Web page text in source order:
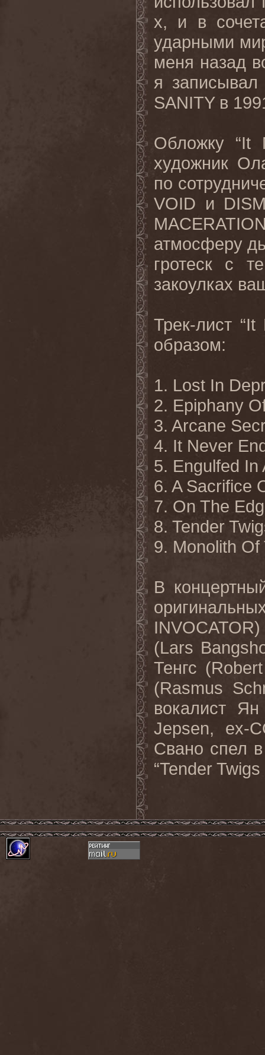
х, и в
ударными
меня назад
я записывал
SANITY в
Обложку “It
художник
по
VOID и
атмосферу
гротеск с
закоулках
Трек-лист “It
образом:
1. Lost In
2. Epiphany
3. Arcane
4. It Never
5. Engulfed In
6. A Sacrifice
7. On The
8. Tender
9. Monolith
В
(Lars
Тенгс
(Rasmus
вокалист
Ян
Jepsen, ex-
Свано спел в
“Tender